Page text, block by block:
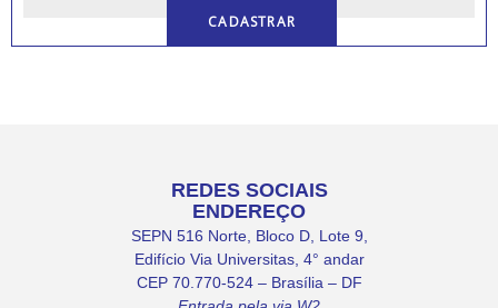
REDES SOCIAIS
ENDEREÇO
SEPN 516 Norte, Bloco D, Lote 9,
Edifício Via Universitas, 4° andar
CEP 70.770-524 – Brasília – DF